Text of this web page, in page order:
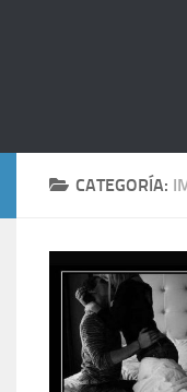
CATEGORÍA: